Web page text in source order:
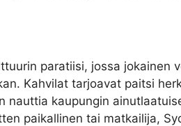
paratiisi, jossa jokainen
Kahvilat tarjoavat paitsi
nauttia kaupungin
paikallinen tai matkailija,